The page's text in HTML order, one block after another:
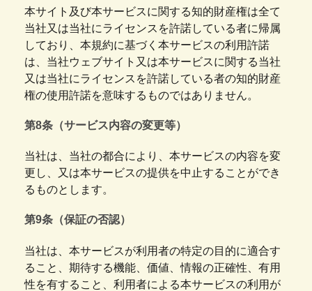
本サイト及び本サービスに関する知的財産権は全て
当社又は当社にライセンスを許諾している者に帰属
しており、本規約に基づく本サービスの利用許諾
は、当社ウェブサイト又は本サービスに関する当社
又は当社にライセンスを許諾している者の知的財産
権の使用許諾を意味するものではありません。
第8条（サービス内容の変更等）
当社は、当社の都合により、本サービスの内容を変
更し、又は本サービスの提供を中止することができ
るものとします。
第9条（保証の否認）
当社は、本サービスが利用者の特定の目的に適合す
ること、期待する機能、価値、情報の正確性、有用
性を有すること、利用者による本サービスの利用が